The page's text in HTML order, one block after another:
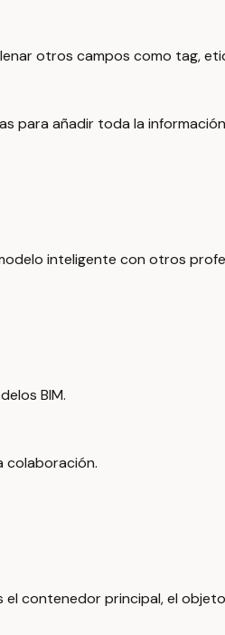
otros campos como tag,
para añadir toda la
inteligente con otros
BIM.
colaboración.
el contenedor principal, el